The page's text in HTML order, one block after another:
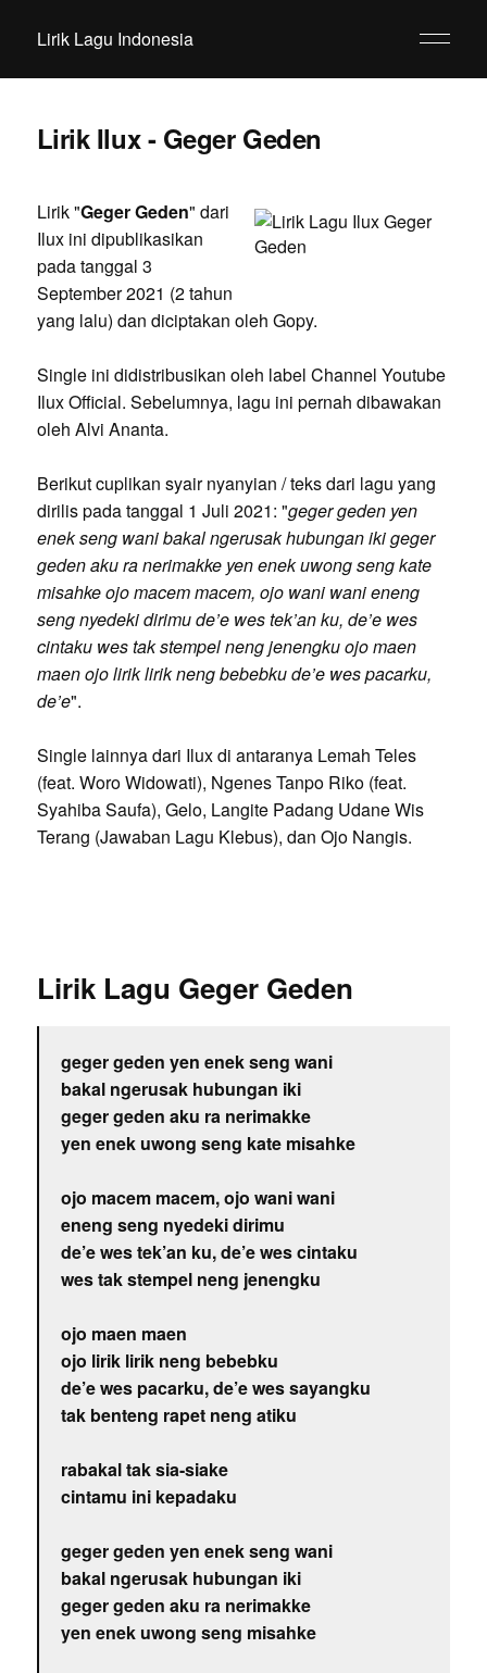
Lirik Lagu Indonesia
Lirik Ilux - Geger Geden
Lirik "Geger Geden" dari
Ilux ini dipublikasikan
pada tanggal 3
September 2021 (2 tahun
yang lalu) dan diciptakan oleh Gopy.
Single ini didistribusikan oleh label Channel Youtube
Ilux Official. Sebelumnya, lagu ini pernah dibawakan
oleh Alvi Ananta.
Berikut cuplikan syair nyanyian / teks dari lagu yang
dirilis pada tanggal 1 Juli 2021: "geger geden yen
enek seng wani bakal ngerusak hubungan iki geger
geden aku ra nerimakke yen enek uwong seng kate
misahke ojo macem macem, ojo wani wani eneng
seng nyedeki dirimu de’e wes tek’an ku, de’e wes
cintaku wes tak stempel neng jenengku ojo maen
maen ojo lirik lirik neng bebebku de’e wes pacarku,
de’e".
Single lainnya dari Ilux di antaranya Lemah Teles
(feat. Woro Widowati), Ngenes Tanpo Riko (feat.
Syahiba Saufa), Gelo, Langite Padang Udane Wis
Terang (Jawaban Lagu Klebus), dan Ojo Nangis.
Lirik Lagu Geger Geden
geger geden yen enek seng wani
bakal ngerusak hubungan iki
geger geden aku ra nerimakke
yen enek uwong seng kate misahke
ojo macem macem, ojo wani wani
eneng seng nyedeki dirimu
de’e wes tek’an ku, de’e wes cintaku
wes tak stempel neng jenengku
ojo maen maen
ojo lirik lirik neng bebebku
de’e wes pacarku, de’e wes sayangku
tak benteng rapet neng atiku
rabakal tak sia-siake
cintamu ini kepadaku
geger geden yen enek seng wani
bakal ngerusak hubungan iki
geger geden aku ra nerimakke
yen enek uwong seng misahke